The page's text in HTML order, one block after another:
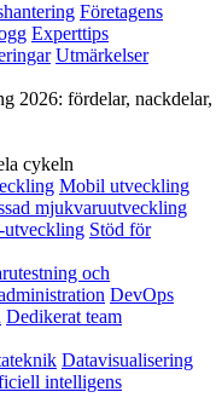
Företagens
Experttips
Utmärkelser
2026: fördelar, nackdelar,
cykeln
Mobil utveckling
mjukvaruutveckling
utveckling Stöd för
och
DevOps
Dedikerat team
Datavisualisering
intelligens